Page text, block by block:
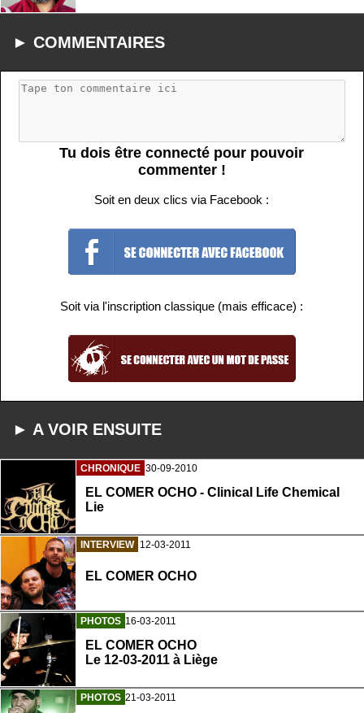
► COMMENTAIRES
Tu dois être connecté pour pouvoir
commenter !
Soit en deux clics via Facebook :
Soit via l'inscription classique (mais efficace) :
► A VOIR ENSUITE
CHRONIQUE 30-09-2010
EL COMER OCHO - Clinical Life Chemical
Lie
INTERVIEW 12-03-2011
EL COMER OCHO
PHOTOS 16-03-2011
EL COMER OCHO
Le 12-03-2011 à Liège
PHOTOS 21-03-2011